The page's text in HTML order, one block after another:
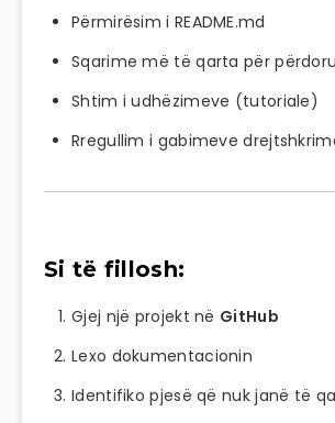
Përmirësim i README.md
Sqarime më të qarta për
Shtim i udhëzimeve (tutoriale)
Rregullim i gabimeve
Si të fillosh:
Gjej një projekt në GitHub
Lexo dokumentacionin
Identifiko pjesë që nuk janë të